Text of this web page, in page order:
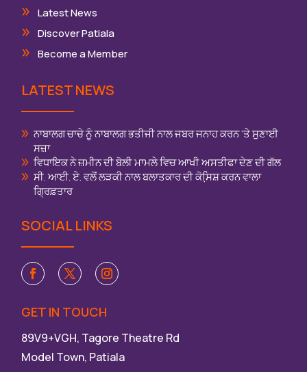
Latest News
Discover Patiala
Become a Member
LATEST NEWS
ਨਾਬਾਲਗ ਚਾਚੇ ਨੂੰ ਨਾਬਾਲਗ ਭਤੀਜੀ ਨਾਲ ਜਬਰ ਜਨਾਹ ਕਰਨ ‘ਤੇ ਸੁਣਾਈ
ਸਜ਼ਾ
ਵਿਧਾਇਕ ਨੇ ਜ਼ਮੀਨ ਦੀ ਬੋਲੀ ਮਾਮਲੇ ਵਿਚ ਆਖੀ ਅਸਤੀਫਾ ਦੇਣ ਦੀ ਗੱਲ
ਸੀ. ਆਈ. ਏ. ਵਲੋਂ ਲੜਕੀ ਨਾਲ ਬਲਾਤਕਾਰ ਦੀ ਕੋਸਿ਼ਸ਼ ਕਰਨ ਵਾਲਾ
ਗ੍ਰਿਫ਼ਤਾਰ
SOCIAL LINKS
GET IN TOUCH
89V9+VGH, Tagore Theatre Rd
Model Town, Patiala